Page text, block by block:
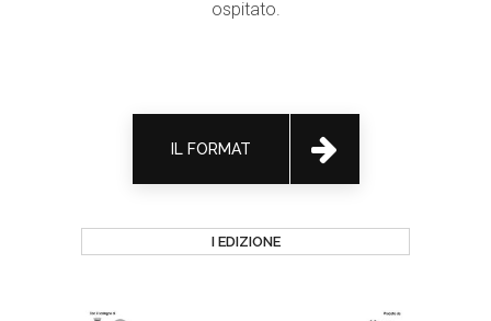
ospitato.
IL FORMAT
I EDIZIONE